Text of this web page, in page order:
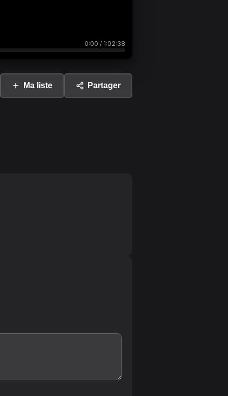
0:00 / 1:02:38
Ma liste Partager